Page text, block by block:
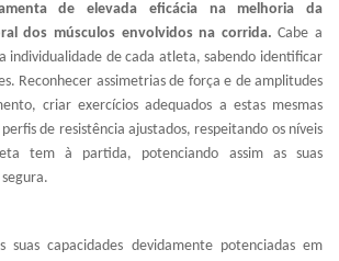
de elevada eficácia na melhoria da
dos músculos envolvidos na corrida. Cabe a
individualidade de cada atleta, sabendo identificar
Reconhecer assimetrias de força e de amplitudes
criar exercícios adequados a estas mesmas
de resistência ajustados, respeitando os níveis
tem à partida, potenciando assim as suas
suas capacidades devidamente potenciadas em